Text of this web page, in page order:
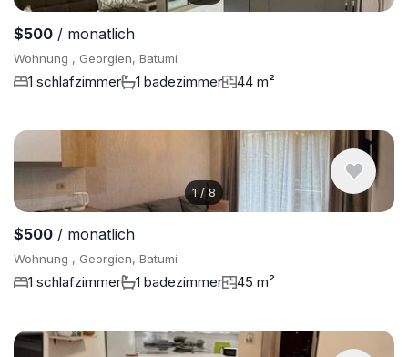
$500 / monatlich
Wohnung , Georgien, Batumi
1 schlafzimmer 1 badezimmer 44 m²
1 /8
$500 / monatlich
Wohnung , Georgien, Batumi
1 schlafzimmer 1 badezimmer 45 m²